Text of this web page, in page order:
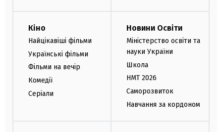
Кіно
Найцікавіші фільми
Українські фільми
Фільми на вечір
Комедії
Серіали
Новини Освіти
Міністерство освіти та
науки України
Школа
НМТ 2026
Саморозвиток
Навчання за кордоном